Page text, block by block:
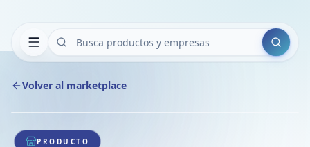
Buscar
Volver al marketplace
1/1
PRODUCTO